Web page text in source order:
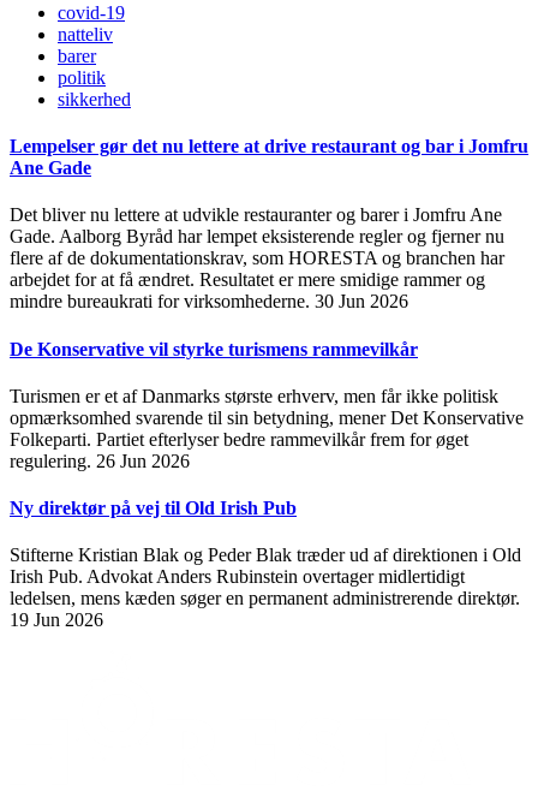
covid-19
natteliv
barer
politik
sikkerhed
Lempelser gør det nu lettere at drive restaurant og bar i Jomfru
Ane Gade
Det bliver nu lettere at udvikle restauranter og barer i Jomfru Ane
Gade. Aalborg Byråd har lempet eksisterende regler og fjerner nu
flere af de dokumentationskrav, som HORESTA og branchen har
arbejdet for at få ændret. Resultatet er mere smidige rammer og
mindre bureaukrati for virksomhederne. 30 Jun 2026
De Konservative vil styrke turismens rammevilkår
Turismen er et af Danmarks største erhverv, men får ikke politisk
opmærksomhed svarende til sin betydning, mener Det Konservative
Folkeparti. Partiet efterlyser bedre rammevilkår frem for øget
regulering. 26 Jun 2026
Ny direktør på vej til Old Irish Pub
Stifterne Kristian Blak og Peder Blak træder ud af direktionen i Old
Irish Pub. Advokat Anders Rubinstein overtager midlertidigt
ledelsen, mens kæden søger en permanent administrerende direktør.
19 Jun 2026